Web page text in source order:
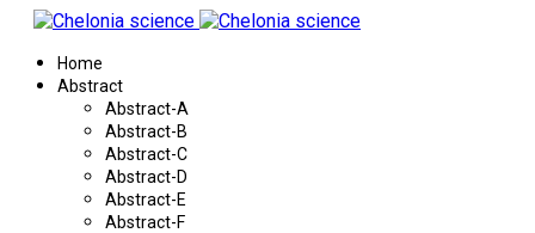
Home
Abstract
Abstract-A
Abstract-B
Abstract-C
Abstract-D
Abstract-E
Abstract-F